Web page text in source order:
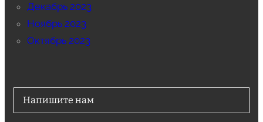
Декабрь 2023
Ноябрь 2023
Октябрь 2023
Напишите нам